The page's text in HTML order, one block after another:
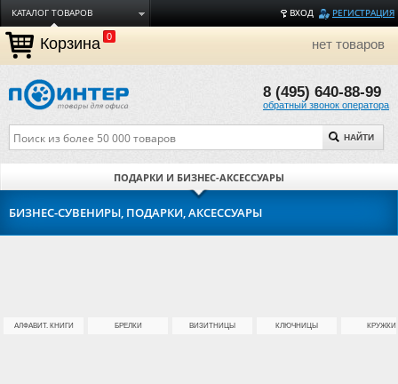
ВХОД РЕГИСТРАЦИЯ
КАТАЛОГ ТОВАРОВ
ДОСТАВКА
ОПЛАТА
ТОРГОВЫЕ МАРКИ
О КОМПАНИИ
Корзина 0 нет товаров
8 (495) 640-88-99
обратный звонок оператора
НАЙТИ
ПОДАРКИ И БИЗНЕС-АКСЕССУАРЫ
БИЗНЕС-СУВЕНИРЫ, ПОДАРКИ, АКСЕССУАРЫ
АЛФАВИТ. КНИГИ БРЕЛКИ ВИЗИТНИЦЫ КЛЮЧНИЦЫ КРУЖКИ